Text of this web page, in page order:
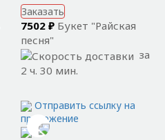
Заказать
7502 ₽ Букет "Райская
песня"
за
2 ч. 30 мин.
Отправить ссылку на
приложение